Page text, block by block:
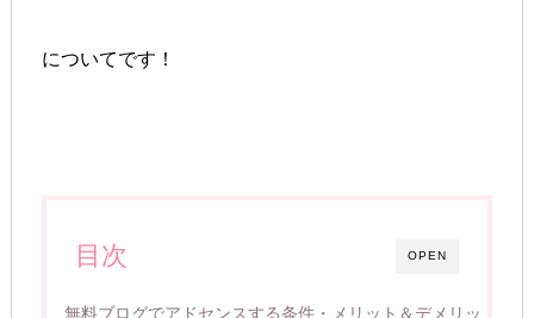
についてです！
OPEN
目次
無料ブログでアドセンスする条件・メリット＆デメリッ